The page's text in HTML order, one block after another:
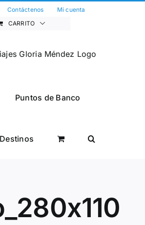
Contáctenos
Mi cuenta
CARRITO
Puntos de Banco
Destinos